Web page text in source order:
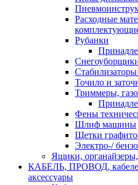
Расходные
Рубанки
Точило и
Триммеры,
Фены
Шлиф машины
Щетки
Электро-/
Ящики,
КАБЕЛЬ, ПРОВОД,
аксессуары